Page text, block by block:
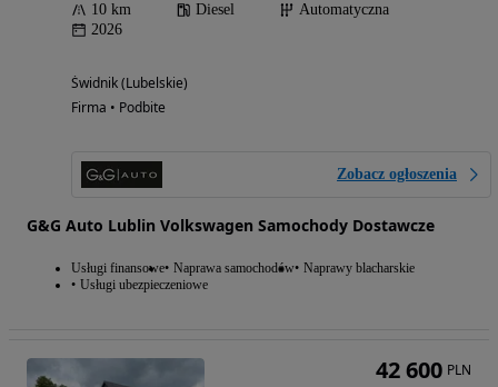
10 km Diesel
Automatyczna
2026
Świdnik (Lubelskie)
Firma • Podbite
Zobacz ogłoszenia
G&G Auto Lublin Volkswagen Samochody Dostawcze
Usługi finansowe Naprawa samochodów Naprawy blacharskie
Usługi ubezpieczeniowe
42 600 PLN